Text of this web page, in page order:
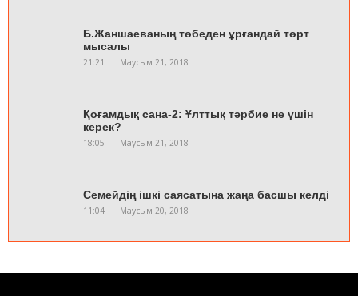
Б.Жаншаеваның төбеден ұрғандай төрт
мысалы
21:21 Маусым 21, 2018
Қоғамдық сана-2: Ұлттық тәрбие не үшін
керек?
18:05 Маусым 21, 2018
Семейдің ішкі саясатына жаңа басшы келді
11:04 Маусым 20, 2018
Ақсуатқа алты құрлықтан қонақтар келді